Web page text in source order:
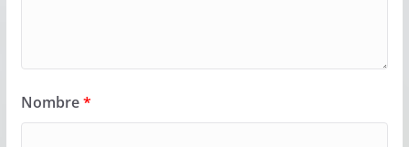
Nombre*